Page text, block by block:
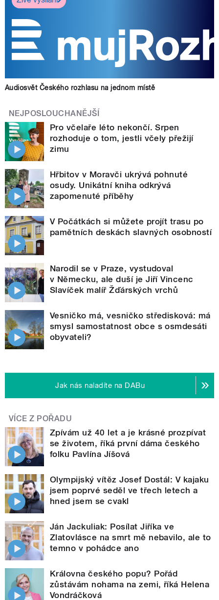
Audiosvět Českého rozhlasu na jednom místě
NEJPOSLOUCHANĚJŠÍ
Pro včelaře léto nekončí. Srpen
rozhoduje o tom, jestli včely přežijí
zimu
Hřbitov v Moravči ukrývá pohnuté
osudy. Unikátní kniha odkrývá
zapomenuté příběhy
V Počátkách si můžete projít trasu po
pamětních deskách slavných osobností
Narodil se v Praze, vystudoval
v Německu, ale duší je Jiří Vincenc
Slavíček malíř Žďárských vrchů
Vesničko má, vesničko středisková: má
smysl samostatnost obce s osmdesáti
obyvateli?
Jak nás naladíte na DABu
VÍCE Z POŘADU
Zpívám už 40 let a je krásné prozpívat
se životem, říká první dáma českého
folku Pavlína Jíšová
Olympijský vítěz Josef Dostál: V kajaku
jsem poprvé seděl ve třech letech a
hned jsem se cvakl
Ján Jackuliak: Posílat Jiříka ve
Zlatovlásce na smrt mě nebavilo, ale to
temno v pohádce ano
Královna českého popu? Pořád
zůstávám nohama na zemi, říká Helena
Vondráčková